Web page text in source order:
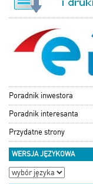
Poradnik inwestora
Poradnik interesanta
Przydatne strony
WERSJA JĘZYKOWA